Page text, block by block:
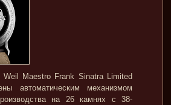
Maestro Frank Sinatra Limited
автоматическим механизмом
на 26 камнях с 38-